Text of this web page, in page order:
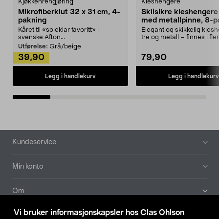
Vi bruker informasjonskapsler hos Clas Ohlson
Kjøkkenrengjøring
Mikrofiberklut 32 x 31 cm, 4-
pakning
Kåret til «soleklar favoritt» i
svenske Afton...
Utførelse: Grå/beige
39,90
Legg i handlekurv
Kleshengere
Sklisikre
med metallpinne, 8-
Elegant og skikkelig
tre og metall – finnes i
79,90
Legg i handlekurv
Bunntekst
Kundeservice
Min konto
Om
Aktuelt